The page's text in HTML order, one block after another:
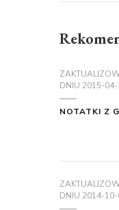
DNIU 2015-04-
NOTATKI Z
DNIU 2014-10-